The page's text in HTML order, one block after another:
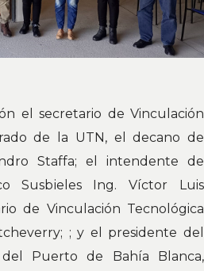
el secretario de Vinculación
de la UTN, el decano de
Staffa; el intendente de
Susbieles Ing. Víctor Luis
de Vinculación Tecnológica
; y el presidente del
del Puerto de Bahía Blanca,